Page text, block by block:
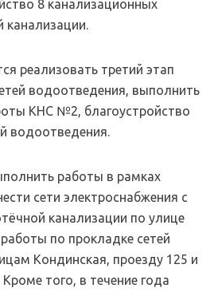
8 канализационных
канализации.
реализовать третий этап
водоотведения, выполнить
КНС №2, благоустройство
водоотведения.
работы в рамках
сети электроснабжения с
канализации по улице
по прокладке сетей
Кондинская, проезду 125 и
того, в течение года